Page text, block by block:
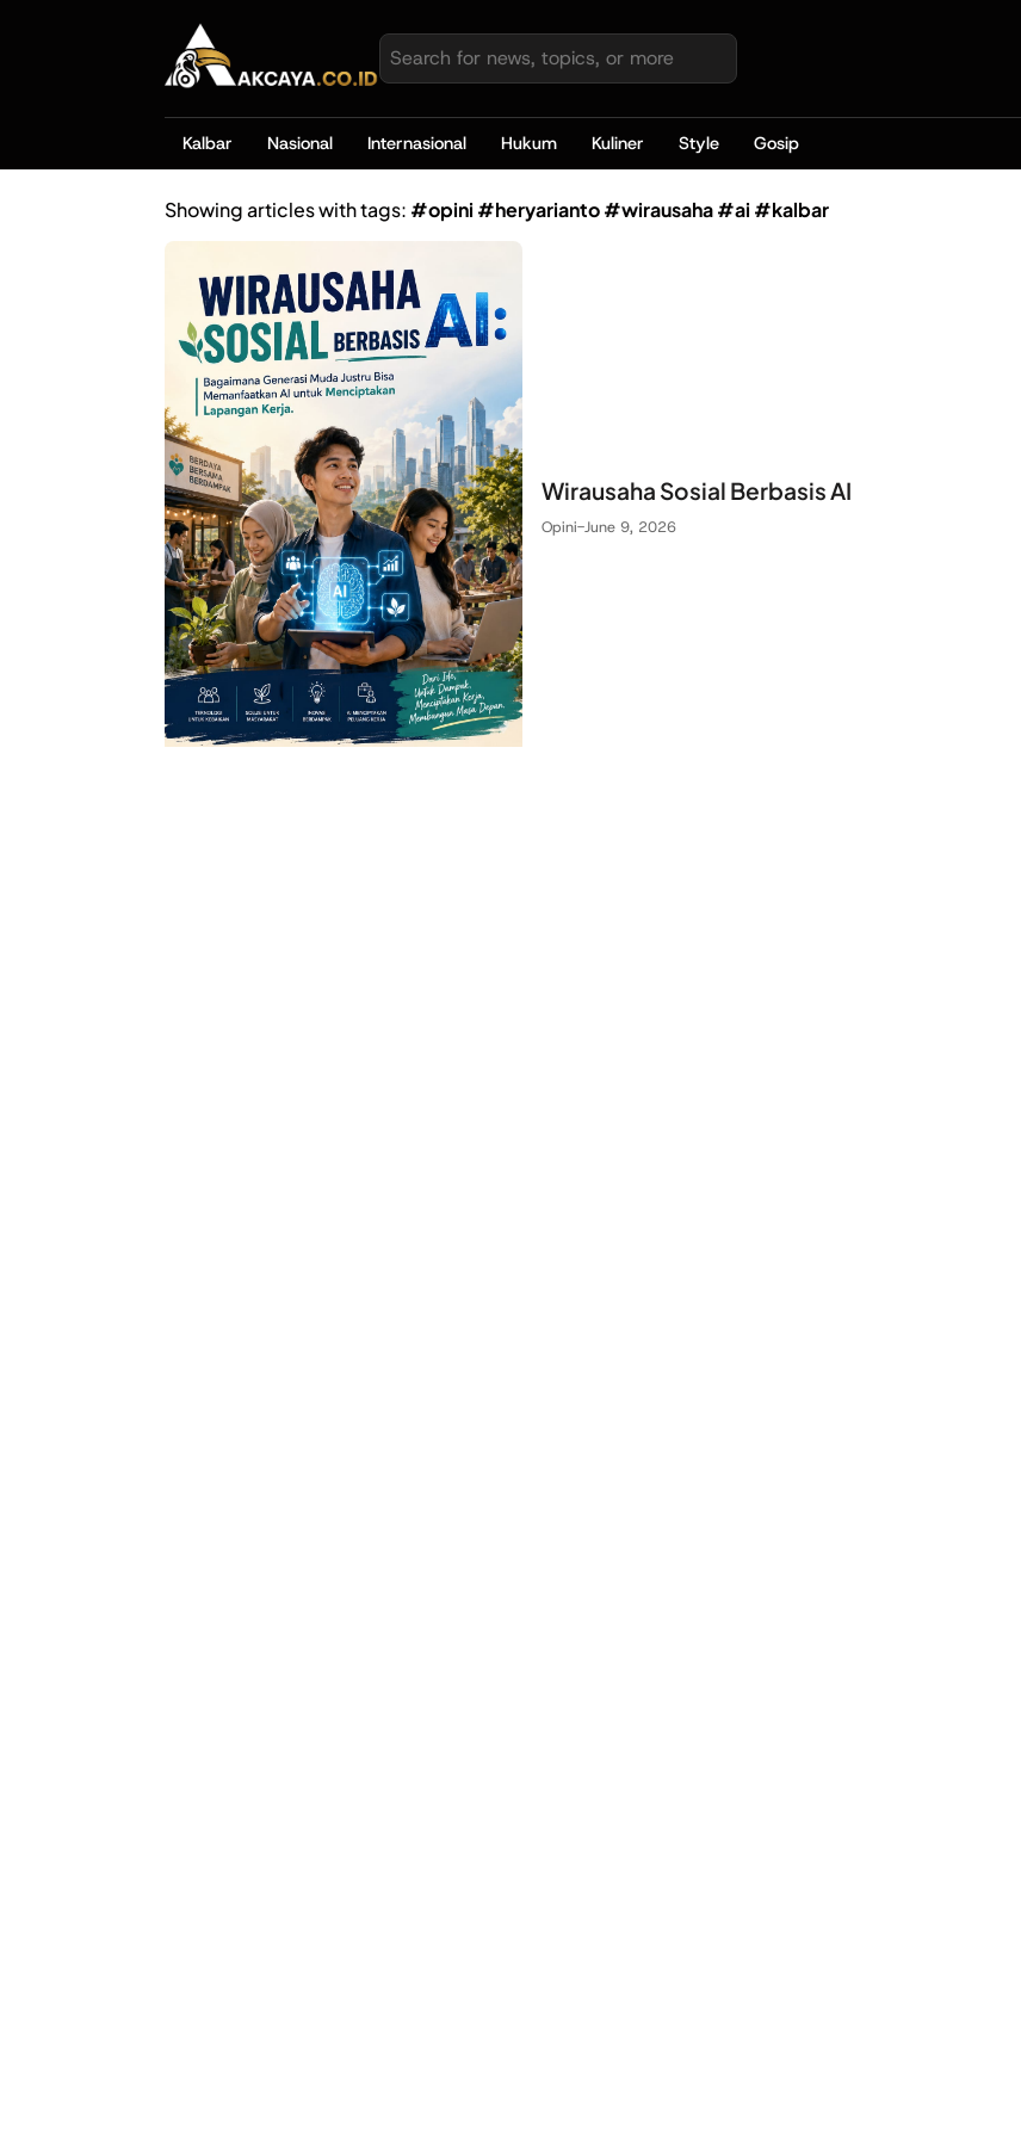
Kalbar Nasional Internasional Hukum Kuliner Style Gosip
Showing articles with tags: #opini #heryarianto #wirausaha #ai #kalbar
Wirausaha Sosial Berbasis AI
Opini-June 9, 2026